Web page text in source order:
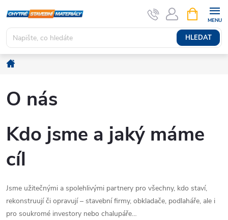
na
obsah
HLEDAT
NÁKUPNÍ
KOŠÍK
Domů
O nás
Kdo jsme a jaký máme
cíl
Jsme užitečnými a spolehlivými partnery pro všechny, kdo staví,
rekonstruují či opravují – stavební firmy, obkladače, podlaháře, ale i
pro soukromé investory nebo chalupáře…